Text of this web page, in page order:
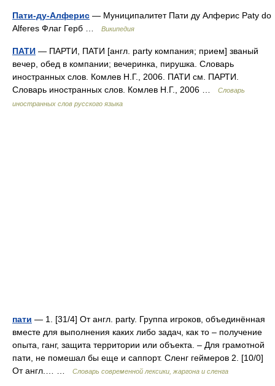
Пати-ду-Алферис — Муниципалитет Пати ду Алферис Paty do
Alferes Флаг Герб …
Википедия
ПАТИ — ПАРТИ, ПАТИ [англ. party компания; прием] званый
вечер, обед в компании; вечеринка, пирушка. Словарь
иностранных слов. Комлев Н.Г., 2006. ПАТИ см. ПАРТИ.
Словарь иностранных слов. Комлев Н.Г., 2006 …
Словарь
иностранных слов русского языка
пати — 1. [31/4] От англ. party. Группа игроков, объединённая
вместе для выполнения каких либо задач, как то – получение
опыта, ганг, защита территории или объекта. – Для грамотной
пати, не помешал бы еще и саппорт. Сленг геймеров 2. [10/0]
От англ.… …
Cловарь современной лексики, жаргона и сленга